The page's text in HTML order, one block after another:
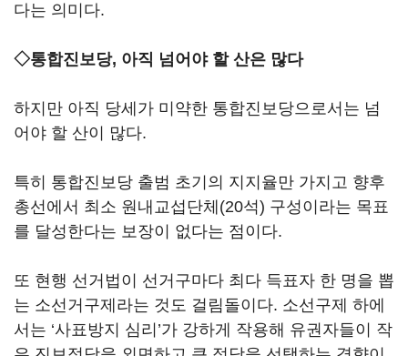
다는 의미다.
◇통합진보당, 아직 넘어야 할 산은 많다
하지만 아직 당세가 미약한 통합진보당으로서는 넘
어야 할 산이 많다.
특히 통합진보당 출범 초기의 지지율만 가지고 향후
총선에서 최소 원내교섭단체(20석) 구성이라는 목표
를 달성한다는 보장이 없다는 점이다.
또 현행 선거법이 선거구마다 최다 득표자 한 명을 뽑
는 소선거구제라는 것도 걸림돌이다. 소선구제 하에
서는 ‘사표방지 심리’가 강하게 작용해 유권자들이 작